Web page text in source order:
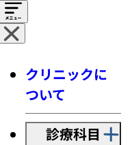
クリニックに
ついて
診療科目